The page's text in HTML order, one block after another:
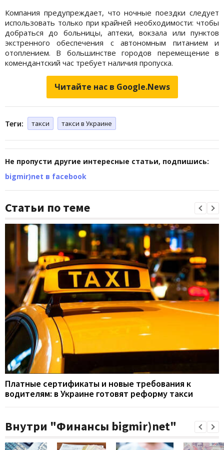
Компания предупреждает, что ночные поездки следует
использовать только при крайней необходимости: чтобы
добраться до больницы, аптеки, вокзала или пунктов
экстренного обеспечения с автономным питанием и
отоплением. В большинстве городов перемещение в
комендантский час требует наличия пропуска.
Читайте нас в Google.News
Теги: такси такси в Украине
Не пропусти другие интересные статьи, подпишись:
bigmir)net в facebook
Статьи по теме
Платные сертификаты и новые требования к
водителям: в Украине готовят реформу такси
Внутри "Финансы bigmir)net"